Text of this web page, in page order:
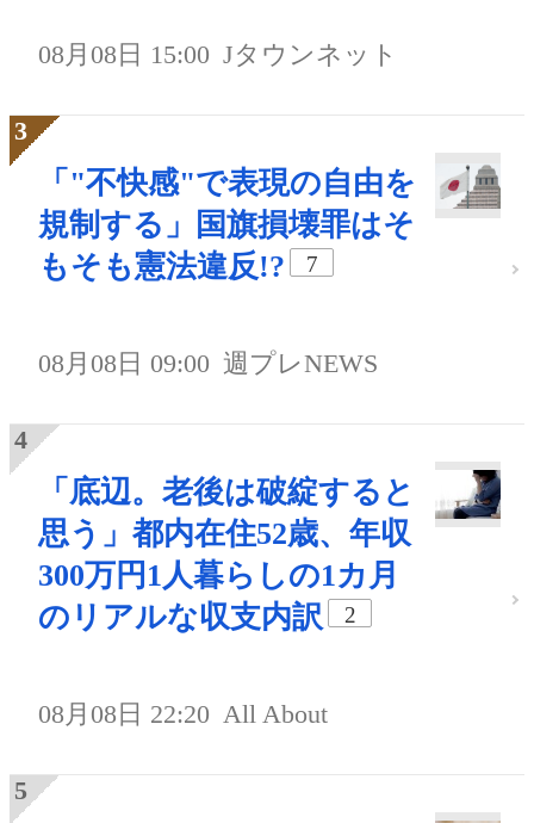
08月08日 15:00 Jタウンネット
「"不快感"で表現の自由を
規制する」国旗損壊罪はそ
もそも憲法違反!?
7
08月08日 09:00 週プレNEWS
「底辺。老後は破綻すると
思う」都内在住52歳、年収
300万円1人暮らしの1カ月
のリアルな収支内訳
2
08月08日 22:20 All About